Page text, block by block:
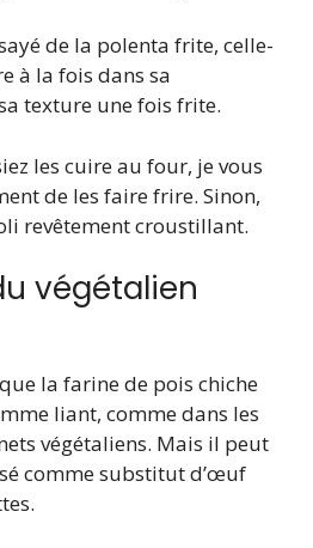
de la polenta frite, celle-
à la fois dans sa
texture une fois frite.
les cuire au four, je vous
de les faire frire. Sinon,
revêtement croustillant.
végétalien
la farine de pois chiche
liant, comme dans les
végétaliens. Mais il peut
comme substitut d’œuf